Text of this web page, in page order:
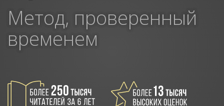
Метод, проверенный
временем